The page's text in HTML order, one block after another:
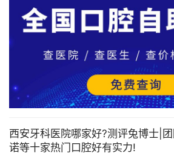
西安牙科医院哪家好?测评兔博士|
诺等十家热门口腔好有实力!